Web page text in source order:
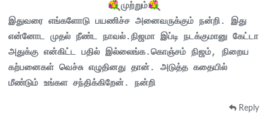
முற்றும்
இதுவரை எங்களோடு பயணிச்ச அனைவருக்கும் நன்றி. இது
என்னோட முதல் நீண்ட நாவல்.நிஜமா இப்டி நடக்குமானு கேட்டா
அதுக்கு என்கிட்ட பதில் இல்லைங்க.கொஞ்சம் நிஜம், நிறைய
கற்பனைகள் வெச்சு எழுதினது தான். அடுத்த கதையில்
மீண்டும் உங்கள சந்திக்கிறேன். நன்றி
Reply